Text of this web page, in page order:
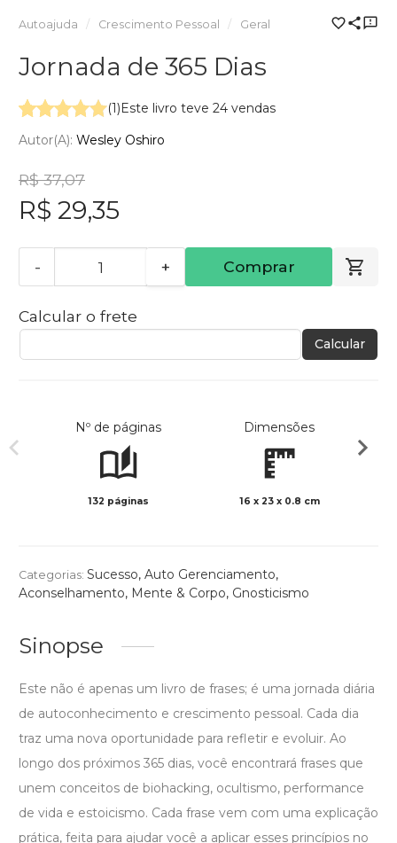
Autoajuda Crescimento Pessoal Geral
Jornada de 365 Dias
(1)Este livro teve 24 vendas
Autor(a): Wesley Oshiro
R$ 37,07
R$ 29,35
- + Comprar
Calcular o frete
Calcular
Nº de páginas
132 páginas
Dimensões
16 x 23 x 0.8 cm
Categorias: Sucesso, Auto Gerenciamento,
Aconselhamento, Mente & Corpo, Gnosticismo
Sinopse
Este não é apenas um livro de frases; é uma jornada diária
de autoconhecimento e crescimento pessoal. Cada dia
traz uma nova oportunidade para refletir e evoluir. Ao
longo dos próximos 365 dias, você encontrará frases que
unem conceitos de biohacking, ocultismo, performance
de vida e estoicismo. Cada frase vem com uma explicação
prática, feita para ajudar você a aplicar esses princípios no